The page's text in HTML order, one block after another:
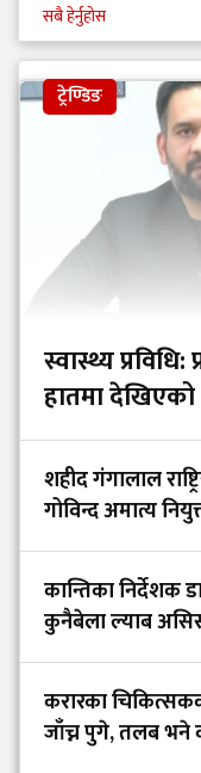
सबै हेर्नुहोस
ट्रेण्डिङ
स्वास्थ्य
हातमा देखिएको
शहीद गंगालाल
गोविन्द अमात्य
कान्तिका निर्देशक
कुनैबेला ल्याब
करारका
जाँच्न पुगे, तलब भने